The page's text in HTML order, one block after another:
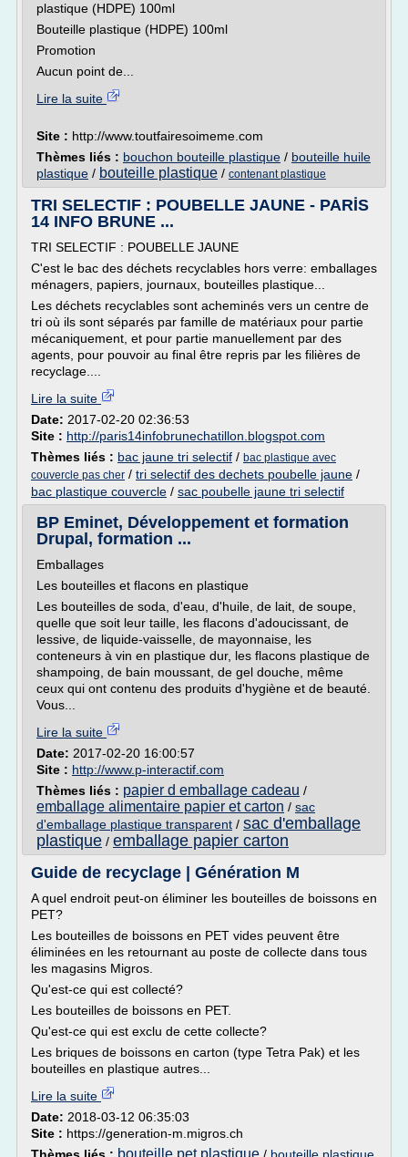
plastique (HDPE) 100ml
Bouteille plastique (HDPE) 100ml
Promotion
Aucun point de...
Lire la suite
Site : http://www.toutfairesoimeme.com
Thèmes liés : bouchon bouteille plastique / bouteille huile
plastique / bouteille plastique / contenant plastique
TRI SELECTIF : POUBELLE JAUNE - PARİS
14 INFO BRUNE ...
TRI SELECTIF : POUBELLE JAUNE
C'est le bac des déchets recyclables hors verre: emballages
ménagers, papiers, journaux, bouteilles plastique...
Les déchets recyclables sont acheminés vers un centre de
tri où ils sont séparés par famille de matériaux pour partie
mécaniquement, et pour partie manuellement par des
agents, pour pouvoir au final être repris par les filières de
recyclage....
Lire la suite
Date: 2017-02-20 02:36:53
Site : http://paris14infobrunechatillon.blogspot.com
Thèmes liés : bac jaune tri selectif / bac plastique avec
couvercle pas cher / tri selectif des dechets poubelle jaune /
bac plastique couvercle / sac poubelle jaune tri selectif
BP Eminet, Développement et formation
Drupal, formation ...
Emballages
Les bouteilles et flacons en plastique
Les bouteilles de soda, d'eau, d'huile, de lait, de soupe,
quelle que soit leur taille, les flacons d'adoucissant, de
lessive, de liquide-vaisselle, de mayonnaise, les
conteneurs à vin en plastique dur, les flacons plastique de
shampoing, de bain moussant, de gel douche, même
ceux qui ont contenu des produits d'hygiène et de beauté.
Vous...
Lire la suite
Date: 2017-02-20 16:00:57
Site : http://www.p-interactif.com
Thèmes liés : papier d emballage cadeau /
emballage alimentaire papier et carton / sac
d'emballage plastique transparent / sac d'emballage
plastique / emballage papier carton
Guide de recyclage | Génération M
A quel endroit peut-on éliminer les bouteilles de boissons en
PET?
Les bouteilles de boissons en PET vides peuvent être
éliminées en les retournant au poste de collecte dans tous
les magasins Migros.
Qu'est-ce qui est collecté?
Les bouteilles de boissons en PET.
Qu'est-ce qui est exclu de cette collecte?
Les briques de boissons en carton (type Tetra Pak) et les
bouteilles en plastique autres...
Lire la suite
Date: 2018-03-12 06:35:03
Site : https://generation-m.migros.ch
bouteille pet plastique